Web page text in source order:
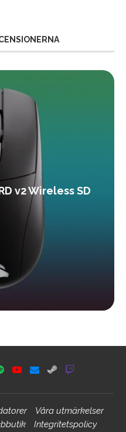
v2 Wireless SD
Våra utmärkelser
Integritetspolicy